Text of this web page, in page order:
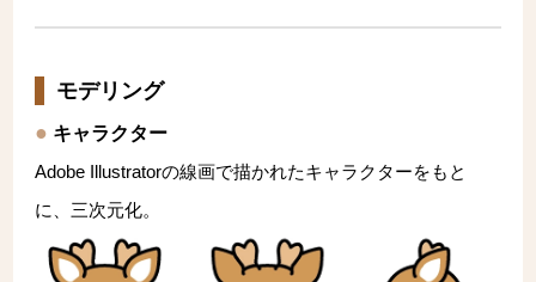
モデリング
キャラクター
Adobe Illustratorの線画で描かれたキャラクターをもと
に、三次元化。